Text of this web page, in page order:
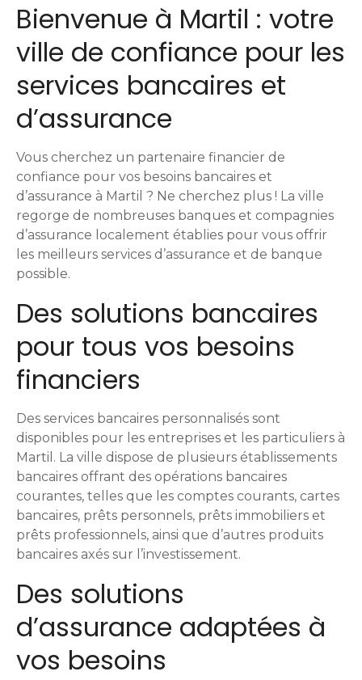
g
a
t
i
o
n
d
e
s
m
e
s
s
a
g
e
s
Bienvenue à Martil : votre
ville de confiance pour les
services bancaires et
d’assurance
Vous cherchez un partenaire financier de
confiance pour vos besoins bancaires et
d’assurance à Martil ? Ne cherchez plus ! La ville
regorge de nombreuses banques et compagnies
d’assurance localement établies pour vous offrir
les meilleurs services d’assurance et de banque
possible.
Des solutions bancaires
pour tous vos besoins
financiers
Des services bancaires personnalisés sont
disponibles pour les entreprises et les particuliers à
Martil. La ville dispose de plusieurs établissements
bancaires offrant des opérations bancaires
courantes, telles que les comptes courants, cartes
bancaires, prêts personnels, prêts immobiliers et
prêts professionnels, ainsi que d’autres produits
bancaires axés sur l’investissement.
Des solutions
d’assurance adaptées à
vos besoins